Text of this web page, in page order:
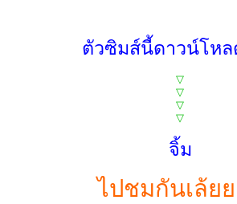
ตัวซิมส์นี้ดาวน์โหล
▽
▽
▽
▽
จิ้ม
ไปชมกันเล้ย